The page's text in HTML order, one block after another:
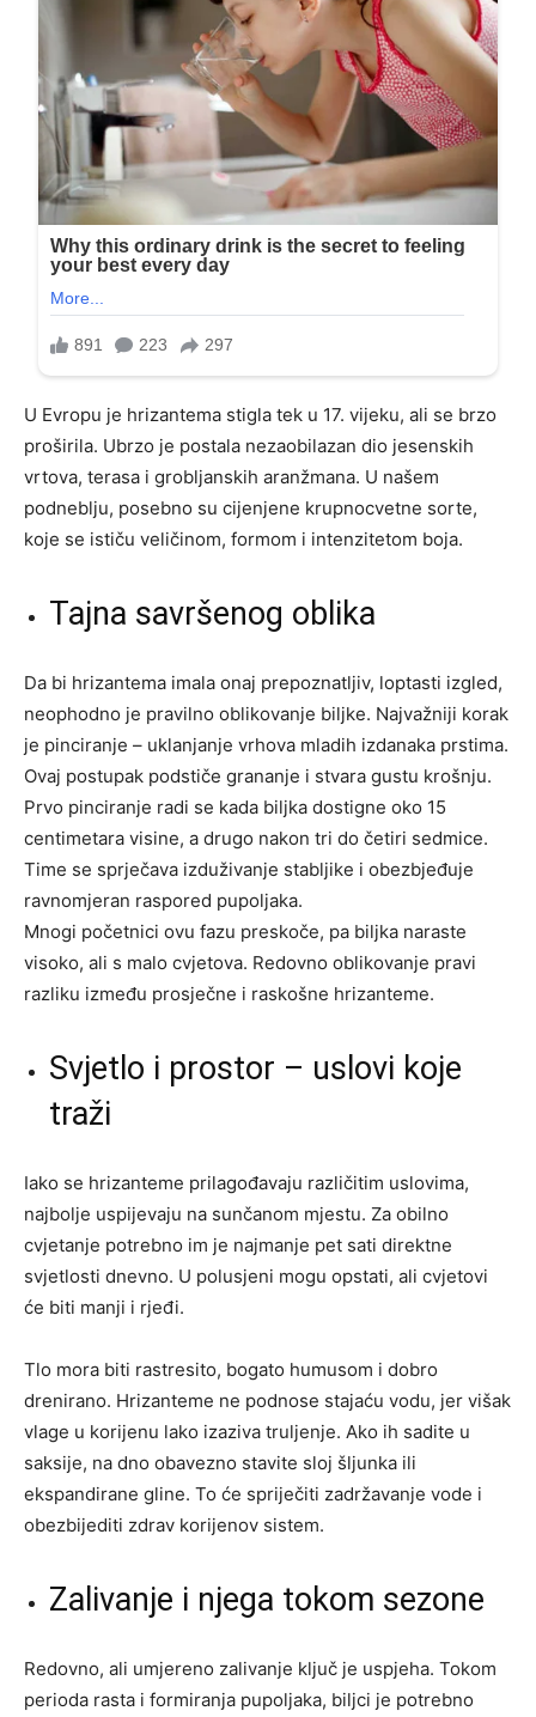
U Evropu je hrizantema stigla tek u 17. vijeku, ali se brzo
proširila. Ubrzo je postala nezaobilazan dio jesenskih
vrtova, terasa i grobljanskih aranžmana. U našem
podneblju, posebno su cijenjene krupnocvetne sorte,
koje se ističu veličinom, formom i intenzitetom boja.
Tajna savršenog oblika
Da bi hrizantema imala onaj prepoznatljiv, loptasti izgled,
neophodno je pravilno oblikovanje biljke. Najvažniji korak
je pinciranje – uklanjanje vrhova mladih izdanaka prstima.
Ovaj postupak podstiče grananje i stvara gustu krošnju.
Prvo pinciranje radi se kada biljka dostigne oko 15
centimetara visine, a drugo nakon tri do četiri sedmice.
Time se sprječava izduživanje stabljike i obezbjeđuje
ravnomjeran raspored pupoljaka.
Mnogi početnici ovu fazu preskoče, pa biljka naraste
visoko, ali s malo cvjetova. Redovno oblikovanje pravi
razliku između prosječne i raskošne hrizanteme.
Svjetlo i prostor – uslovi koje
traži
Iako se hrizanteme prilagođavaju različitim uslovima,
najbolje uspijevaju na sunčanom mjestu. Za obilno
cvjetanje potrebno im je najmanje pet sati direktne
svjetlosti dnevno. U polusjeni mogu opstati, ali cvjetovi
će biti manji i rjeđi.
Tlo mora biti rastresito, bogato humusom i dobro
drenirano. Hrizanteme ne podnose stajaću vodu, jer višak
vlage u korijenu lako izaziva truljenje. Ako ih sadite u
saksije, na dno obavezno stavite sloj šljunka ili
ekspandirane gline. To će spriječiti zadržavanje vode i
obezbijediti zdrav korijenov sistem.
Zalivanje i njega tokom sezone
Redovno, ali umjereno zalivanje ključ je uspjeha. Tokom
perioda rasta i formiranja pupoljaka, biljci je potrebno